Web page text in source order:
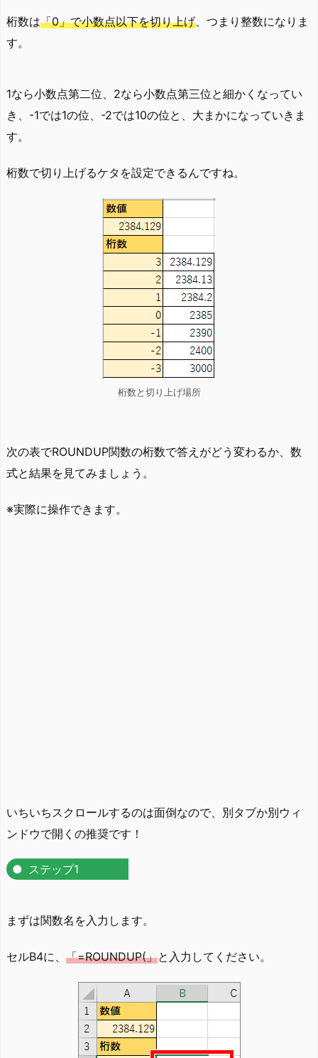
桁数は「0」で小数点以下を切り上げ、つまり整数になりま
す。
1なら小数点第二位、2なら小数点第三位と細かくなってい
き、-1では1の位、-2では10の位と、大まかになっていきま
す。
桁数で切り上げるケタを設定できるんですね。
桁数と切り上げ場所
次の表でROUNDUP関数の桁数で答えがどう変わるか、数
式と結果を見てみましょう。
※実際に操作できます。
いちいちスクロールするのは面倒なので、別タブか別ウィ
ンドウで開くの推奨です！
ステップ1
まずは関数名を入力します。
セルB4に、 「=ROUNDUP(」と入力してください。